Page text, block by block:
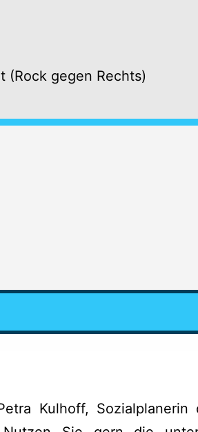
(Rock gegen Rechts)
Kulhoff,